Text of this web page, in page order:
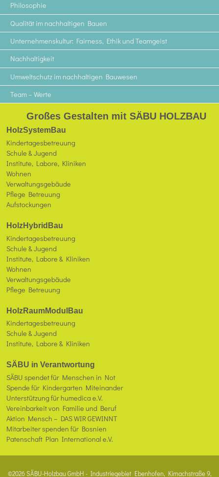
Philosophie
Qualität im nachhaltigen Bauen
Unternehmenskultur: Fairness, Ethik und Teamgeist
Nachhaltigkeit
Umweltschutz im nachhaltigen Bauwesen
Team – Werte
Großes Gestalten mit SÄBU HOLZBAU
HolzSystemBau
Kindertagesbetreuung
Schule & Jugend
Institute, Labore, Kliniken
Wohnen
Verwaltungsgebäude
Pflege Betreuung
Aufstockungen
HolzHybridBau
Kindertagesbetreuung
Schule & Jugend
Institute, Labore & Kliniken
Wohnen
Verwaltungsgebäude
Pflege Betreuung
HolzRaumModulBau
Kindertagesbetreuung
Schule & Jugend
Institute, Labore & Kliniken
SÄBU in Verantwortung
SÄBU spendet für Menschen in Not
Spende für Kindergarten Miteinander
Unterstützung für humedica e.V.
Vereinbarkeit von Familie und Beruf
Aktion Mensch – DAS WIR GEWINNT
Mitarbeiter spenden für Bosnien
Patenschaft Plan International e.V.
©2026 SÄBU-Holzbau GmbH - Industriegebiet Ebenhofen, Kirnachstraße 9,